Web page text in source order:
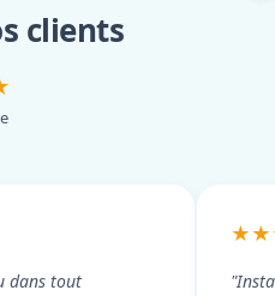
clients
dans tout